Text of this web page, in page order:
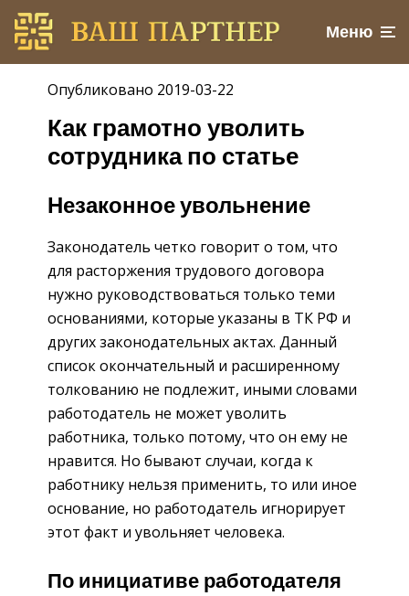
Меню
Опубликовано 2019-03-22
Как грамотно уволить
сотрудника по статье
Незаконное увольнение
Законодатель четко говорит о том, что
для расторжения трудового договора
нужно руководствоваться только теми
основаниями, которые указаны в ТК РФ и
других законодательных актах. Данный
список окончательный и расширенному
толкованию не подлежит, иными словами
работодатель не может уволить
работника, только потому, что он ему не
нравится. Но бывают случаи, когда к
работнику нельзя применить, то или иное
основание, но работодатель игнорирует
этот факт и увольняет человека.
По инициативе работодателя